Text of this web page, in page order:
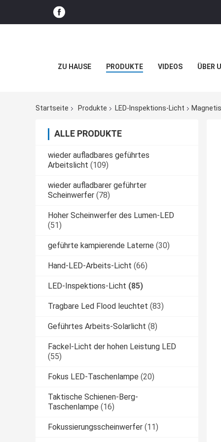
ZU HAUSE PRODUKTE VIDEOS ÜBER
Startseite Produkte LED-Inspektions-Licht
ALLE PRODUKTE
wieder aufladbares geführtes
Arbeitslicht (109)
wieder aufladbarer geführter
Scheinwerfer (78)
Hoher Scheinwerfer des Lumen-LED
(51)
geführte kampierende Laterne (30)
Hand-LED-Arbeits-Licht (66)
LED-Inspektions-Licht (85)
Tragbare Led Flood leuchtet (83)
Geführtes Arbeits-Solarlicht (8)
Fackel-Licht der hohen Leistung LED
(55)
Fokus LED-Taschenlampe (20)
Taktische Schienen-Berg-
Taschenlampe (16)
Fokussierungsscheinwerfer (11)